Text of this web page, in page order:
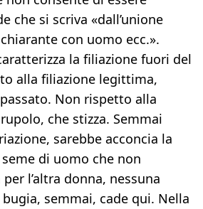
che si scriva «dall’unione
con uomo ecc.».
la filiazione fuori del
alla filiazione legittima,
Non rispetto alla
che stizza. Semmai
sarebbe acconcia la
di uomo che non
l’altra donna, nessuna
semmai, cade qui. Nella